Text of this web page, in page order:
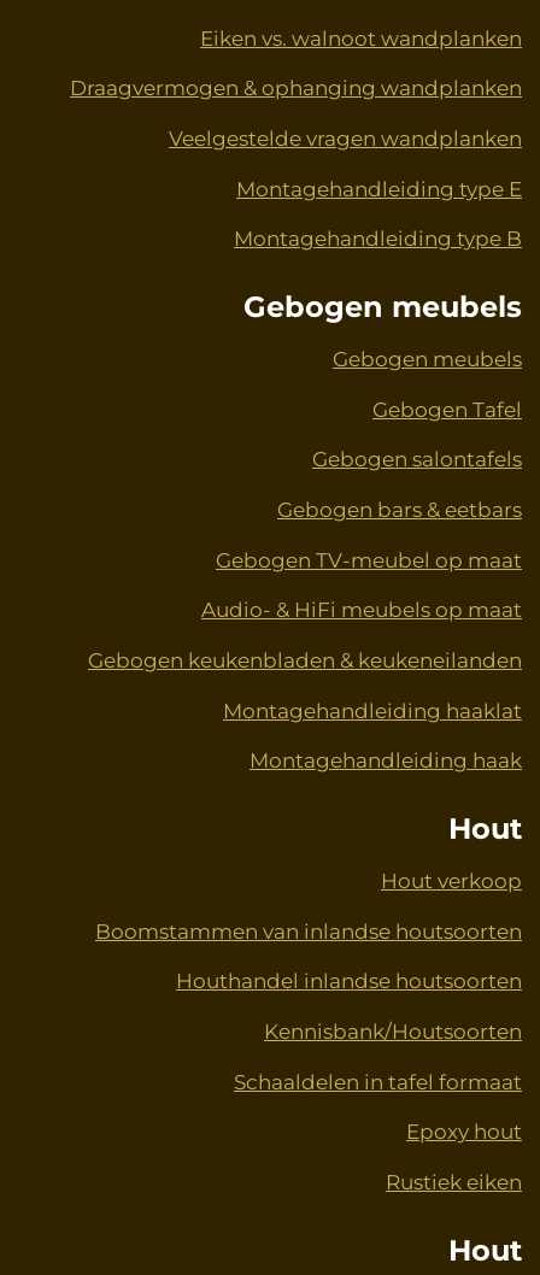
Eiken vs. walnoot wandplanken
Draagvermogen & ophanging wandplanken
Veelgestelde vragen wandplanken
Montagehandleiding type E
Montagehandleiding type B
Gebogen meubels
Gebogen meubels
Gebogen Tafel
Gebogen salontafels
Gebogen bars & eetbars
Gebogen TV-meubel op maat
Audio- & HiFi meubels op maat
Gebogen keukenbladen & keukeneilanden
Montagehandleiding haaklat
Montagehandleiding haak
Hout
Hout verkoop
Boomstammen van inlandse houtsoorten
Houthandel inlandse houtsoorten
Kennisbank/Houtsoorten
Schaaldelen in tafel formaat
Epoxy hout
Rustiek eiken
Hout